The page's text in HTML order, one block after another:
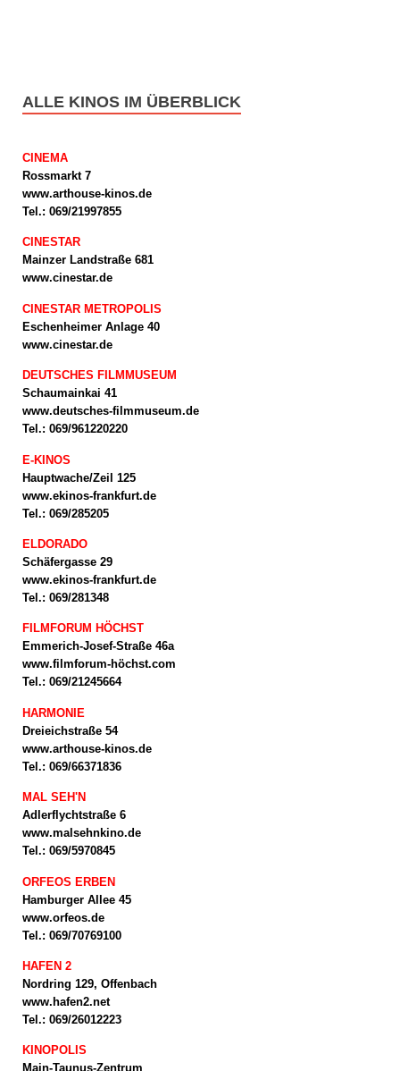
ALLE KINOS IM ÜBERBLICK
CINEMA
Rossmarkt 7
www.arthouse-kinos.de
Tel.: 069/21997855
CINESTAR
Mainzer Landstraße 681
www.cinestar.de
CINESTAR METROPOLIS
Eschenheimer Anlage 40
www.cinestar.de
DEUTSCHES FILMMUSEUM
Schaumainkai 41
www.deutsches-filmmuseum.de
Tel.: 069/961220220
E-KINOS
Hauptwache/Zeil 125
www.ekinos-frankfurt.de
Tel.: 069/285205
ELDORADO
Schäfergasse 29
www.ekinos-frankfurt.de
Tel.: 069/281348
FILMFORUM HÖCHST
Emmerich-Josef-Straße 46a
www.filmforum-höchst.com
Tel.: 069/21245664
HARMONIE
Dreieichstraße 54
www.arthouse-kinos.de
Tel.: 069/66371836
MAL SEH'N
Adlerflychtstraße 6
www.malsehnkino.de
Tel.: 069/5970845
ORFEOS ERBEN
Hamburger Allee 45
www.orfeos.de
Tel.: 069/70769100
HAFEN 2
Nordring 129, Offenbach
www.hafen2.net
Tel.: 069/26012223
KINOPOLIS
Main-Taunus-Zentrum